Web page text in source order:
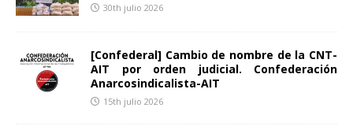
30th julio 2026
[Confederal] Cambio de nombre de la CNT-
AIT por orden judicial. Confederación
Anarcosindicalista-AIT
15th julio 2026